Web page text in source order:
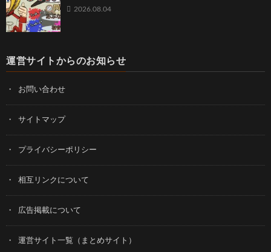
2026.08.04
運営サイトからのお知らせ
お問い合わせ
サイトマップ
プライバシーポリシー
相互リンクについて
広告掲載について
運営サイト一覧（まとめサイト）